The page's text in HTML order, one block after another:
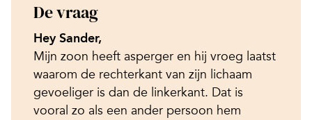
De vraag
Hey Sander,
Mijn zoon heeft asperger en hij vroeg laatst
waarom de rechterkant van zijn lichaam
gevoeliger is dan de linkerkant. Dat is
vooral zo als een ander persoon hem